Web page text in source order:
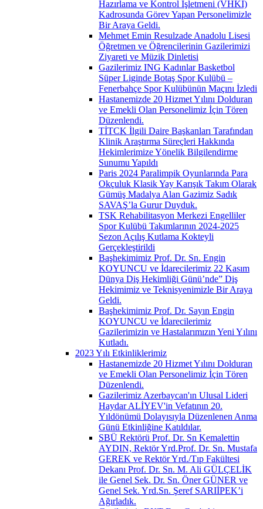
Hazırlama ve Kontrol İşletmeni (VHKİ)
Kadrosunda Görev Yapan Personelimizle
Bir Araya Geldi.
Mehmet Emin Resulzade Anadolu Lisesi
Öğretmen ve Öğrencilerinin Gazilerimizi
Ziyareti ve Müzik Dinletisi
Gazilerimiz ING Kadınlar Basketbol
Süper Liginde Botaş Spor Kulübü –
Fenerbahçe Spor Kulübünün Maçını İzledi
Hastanemizde 20 Hizmet Yılını Dolduran
ve Emekli Olan Personelimiz İçin Tören
Düzenlendi.
TİTCK İlgili Daire Başkanları Tarafından
Klinik Araştırma Süreçleri Hakkında
Hekimlerimize Yönelik Bilgilendirme
Sunumu Yapıldı
Paris 2024 Paralimpik Oyunlarında Para
Okçuluk Klasik Yay Karışık Takım Olarak
Gümüş Madalya Alan Gazimiz Sadık
SAVAŞ’la Gurur Duyduk.
TSK Rehabilitasyon Merkezi Engelliler
Spor Kulübü Takımlarının 2024-2025
Sezon Açılış Kutlama Kokteyli
Gerçekleştirildi
Başhekimimiz Prof. Dr. Sn. Engin
KOYUNCU ve İdarecilerimiz 22 Kasım
Dünya Diş Hekimliği Günü’nde” Diş
Hekimimiz ve Teknisyenimizle Bir Araya
Geldi.
Başhekimimiz Prof. Dr. Sayın Engin
KOYUNCU ve İdarecilerimiz
Gazilerimizin ve Hastalarımızın Yeni Yılını
Kutladı.
2023 Yılı Etkinliklerimiz
Hastanemizde 20 Hizmet Yılını Dolduran
ve Emekli Olan Personelimiz İçin Tören
Düzenlendi.
Gazilerimiz Azerbaycan'ın Ulusal Lideri
Haydar ALİYEV'in Vefatının 20.
Yıldönümü Dolayısıyla Düzenlenen Anma
Günü Etkinliğine Katıldılar.
SBÜ Rektörü Prof. Dr. Sn Kemalettin
AYDIN, Rektör Yrd.Prof. Dr. Sn. Mustafa
GEREK ve Rektör Yrd./Tıp Fakültesi
Dekanı Prof. Dr. Sn. M. Ali GÜLÇELİK
ile Genel Sek. Dr. Sn. Öner GÜNER ve
Genel Sek. Yrd.Sn. Şeref SARIİPEK’i
Ağırladık.